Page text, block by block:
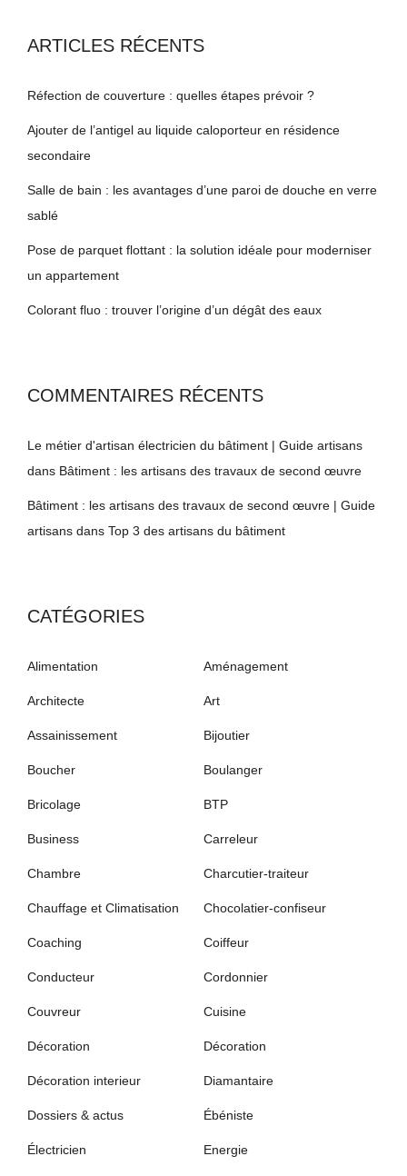
ARTICLES RÉCENTS
Réfection de couverture : quelles étapes prévoir ?
Ajouter de l’antigel au liquide caloporteur en résidence
secondaire
Salle de bain : les avantages d’une paroi de douche en verre
sablé
Pose de parquet flottant : la solution idéale pour moderniser
un appartement
Colorant fluo : trouver l’origine d’un dégât des eaux
COMMENTAIRES RÉCENTS
Le métier d'artisan électricien du bâtiment | Guide artisans
dans Bâtiment : les artisans des travaux de second œuvre
Bâtiment : les artisans des travaux de second œuvre | Guide
artisans dans Top 3 des artisans du bâtiment
CATÉGORIES
Alimentation Aménagement
Architecte Art
Assainissement Bijoutier
Boucher Boulanger
Bricolage BTP
Business Carreleur
Chambre Charcutier-traiteur
Chauffage et Climatisation Chocolatier-confiseur
Coaching Coiffeur
Conducteur Cordonnier
Couvreur Cuisine
Décoration Décoration
Décoration interieur Diamantaire
Dossiers & actus Ébéniste
Électricien Energie